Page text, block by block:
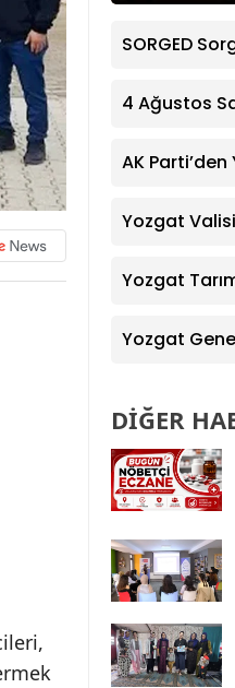
SORGED
4 Ağustos
Eczane
AK
Dernek
Yozgat
Yozgat
Yozgat
DİĞER